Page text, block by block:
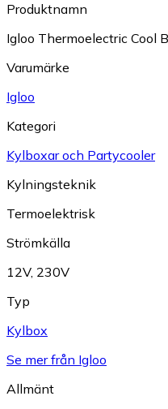
Produktnamn
Igloo Thermoelectric Cool
Varumärke
Igloo
Kategori
Kylboxar och Partycooler
Kylningsteknik
Termoelektrisk
Strömkälla
12V, 230V
Typ
Kylbox
Se mer från Igloo
Allmänt